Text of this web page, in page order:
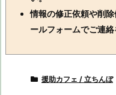
情報の修正依頼や削
ールフォームでご連絡
援助カフェ / 立ちんぼ